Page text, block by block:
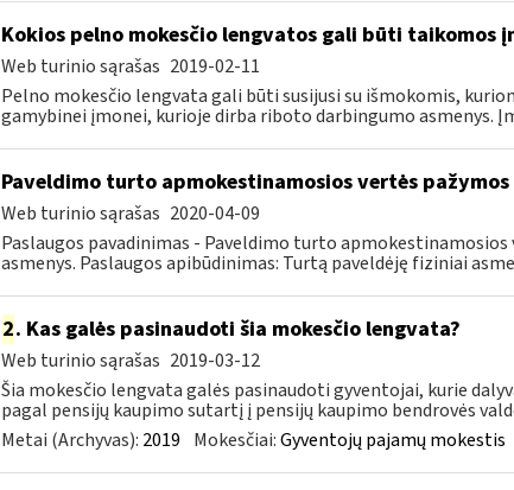
Kokios pelno mokesčio lengvatos gali būti taikomos
Web turinio sąrašas 2019-02-11
Pelno mokesčio lengvata gali būti susijusi su išmokomis,
gamybinei įmonei, kurioje dirba riboto darbingumo asmenys.
Paveldimo turto apmokestinamosios vertės
Web turinio sąrašas 2020-04-09
Paslaugos pavadinimas - Paveldimo turto
asmenys. Paslaugos apibūdinimas: Turtą paveldėję fiziniai
2. Kas galės pasinaudoti šia mokesčio lengvata?
Web turinio sąrašas 2019-03-12
Šia mokesčio lengvata galės pasinaudoti gyventojai, kurie
pagal pensijų kaupimo sutartį į pensijų kaupimo bendrovės
Metai (Archyvas): 2019 Mokesčiai:Gyventojų pajamų mokestis